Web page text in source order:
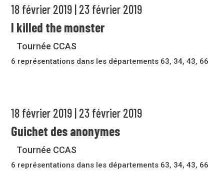
18 février 2019 | 23 février 2019
I killed the monster
Tournée CCAS
6 représentations dans les départements 63, 34, 43, 66
18 février 2019 | 23 février 2019
Guichet des anonymes
Tournée CCAS
6 représentations dans les départements 63, 34, 43, 66